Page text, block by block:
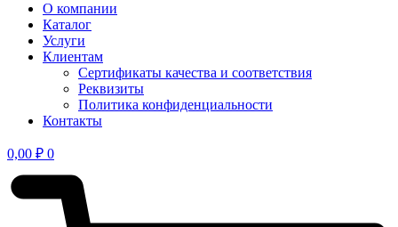
О компании
Каталог
Услуги
Клиентам
Сертификаты качества и соответствия
Реквизиты
Политика конфиден­циальности
Контакты
0,00 ₽ 0